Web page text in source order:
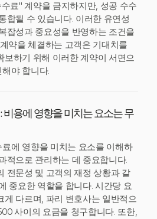
료" 계약을 금지하지만, 성공 수수
합될 수 있습니다. 이러한 유연성
잡성과 중요성을 반영하는 조건을
약을 체결하는 고객은 기대치를
보하기 위해 이러한 계약이 서면으
야 합니다.
비용에 영향을 미치는 요소는 무
에 영향을 미치는 요소를 이해하
적으로 관리하는 데 중요합니다.
전문성 및 고객의 재정 상황과 같
중요한 역할을 합니다. 시간당 요
게 다르며, 파리 변호사는 일반적으
사이의 요금을 청구합니다. 또한,